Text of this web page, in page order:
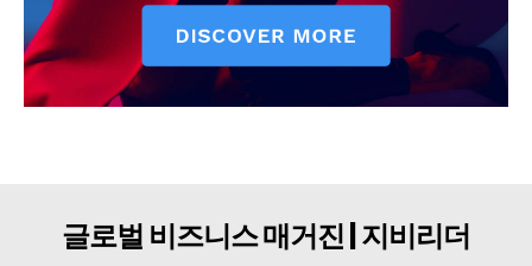
글로벌 비즈니스 매거진 | 지비리더